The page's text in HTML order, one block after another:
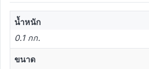
น้ำหนัก
0.1 กก.
ขนาด